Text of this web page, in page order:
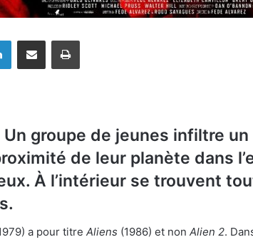
groupe de jeunes infiltre
de leur planète dans
À l’intérieur se trouvent
a pour titre Aliens (1986) et non Alien 2.